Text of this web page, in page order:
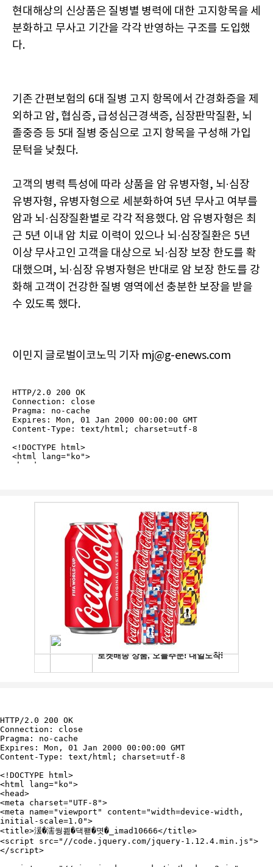
현대해상의 신상품은 질병별 병력에 대한 고지항목을 세
분화하고 무사고 기간을 각각 반영하는 구조를 도입했
다.
기존 간편보험의 6대 질병 고지 항목에서 간경화증을 제
외하고 암, 협심증, 급성심근경색증, 심장판막질환, 뇌
졸중증 등 5대 질병 중심으로 고지 항목을 구성해 가입
문턱을 낮췄다.
고객의 병력 특성에 따라 상품을 암 유병자형, 뇌·심장
유병자형, 유병자형으로 세분화하여 5년 무사고 여부를
암과 뇌·심장질환별로 각각 적용했다. 암 유병자형은 최
근 5년 이내 암 치료 이력이 있으나 뇌·심장질환은 5년
이상 무사고인 고객을 대상으로 뇌·심장 보장 한도를 확
대했으며, 뇌·심장 유병자형은 반대로 암 보장 한도를 강
화해 고객이 건강한 질병 영역에선 충분한 보장을 받을
수 있도록 했다.
이민지 글로벌이코노믹 기자 mj@g-enews.com